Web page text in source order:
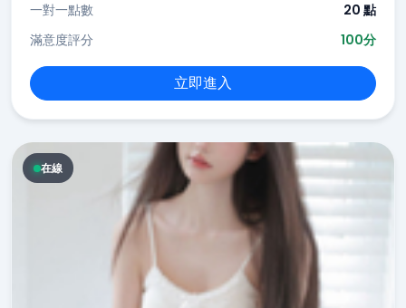
一對一點數
20 點
滿意度評分
100分
立即進入
在線